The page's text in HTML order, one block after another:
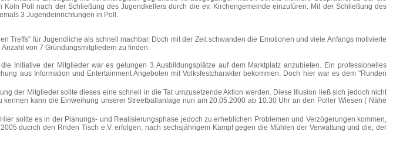
Poll nach der Schließung des Jugendkellers durch die ev. Kirchengemeinde einzufüren. Mit der Schließung des
3 Jugendeinrichtungen in Poll.
für Jugendliche als schnell machbar. Doch mit der Zeit schwanden die Emotionen und viele Anfangs motivierte
von 7 Gründungsmitgliedern zu finden.
Initiative der Mitglieder war es gelungen 3 Ausbildungsplätze auf dem Marktplatz anzubieten. Ein professionelles
aus Information und Entertainment Angeboten mit Volksfestcharakter bekommen. Doch hier war es dem "Runden
der Mitglieder sollte dieses eine schnell in die Tat umzusetzende Aktion werden. Diese Illusion ließ sich jedoch nicht
kann die Einweihung unserer Streetballanlage nun am 20.05.2000 ab 10.30 Uhr an den Poller Wiesen ( Nähe
sollte es in der Planungs- und Realisierungsphase jedoch zu erheblichen Problemen und Verzögerungen kommen,
ducrch den Rnden Tisch e.V. erfolgen, nach sechsjährigem Kampf gegen die Mühlen der Verwaltung und die, der